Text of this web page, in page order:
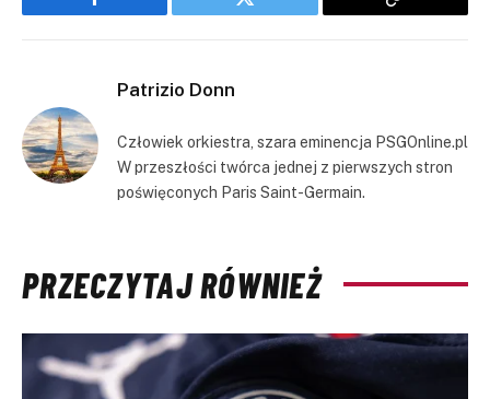
Facebook Twitter
Copy
Patrizio Donn
Człowiek orkiestra, szara eminencja PSGOnline.pl
W przeszłości twórca jednej z pierwszych stron
poświęconych Paris Saint-Germain.
PRZECZYTAJ RÓWNIEŻ